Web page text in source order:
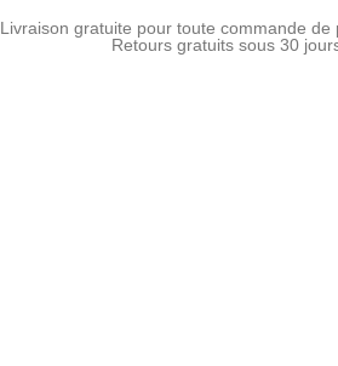
Livraison gratuite pour toute commande de
Retours gratuits sous 30